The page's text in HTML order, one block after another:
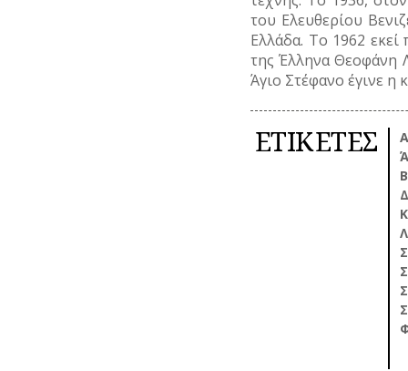
του Ελευθερίου
Ελλάδα. Το 1962 εκεί
της Έλληνα Θεοφάνη
Άγιο Στέφανο έγινε η
ΕΤΙΚΕΤΕΣ